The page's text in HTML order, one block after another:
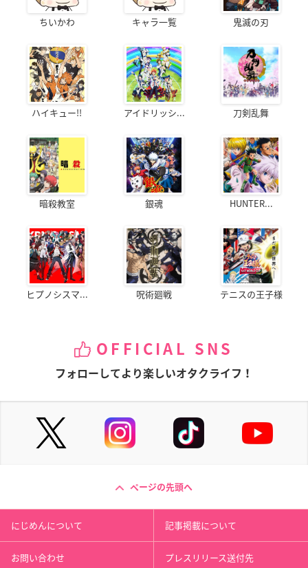
ちいかわ キャラ一覧 鬼滅の刃
ハイキュー!! アイドリッシ... 刀剣乱舞
暗殺教室 銀魂 HUNTER...
ヒプノシスマ... 呪術廻戦 テニスの王子様
OFFICIAL SNS
フォローしてより楽しいオタクライフ！
ページの先頭へ
にじめんについて 記事掲載について
お問い合わせ プレスリリース送付先